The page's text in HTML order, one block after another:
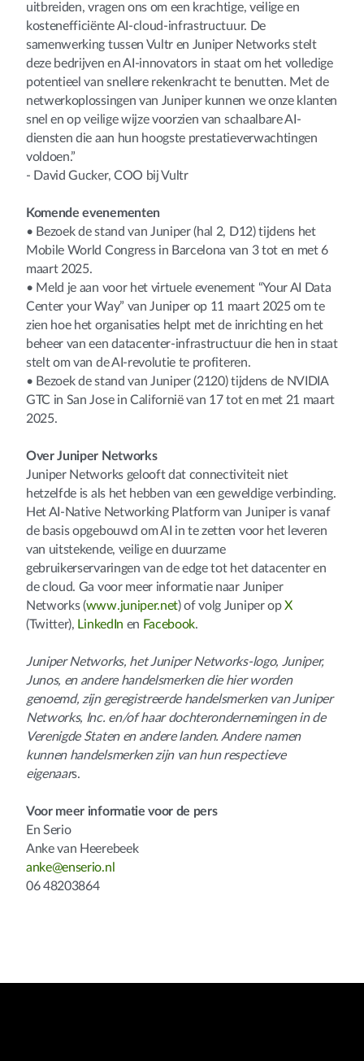
uitbreiden, vragen ons om een krachtige, veilige en
kostenefficiënte AI-cloud-infrastructuur. De
samenwerking tussen Vultr en Juniper Networks stelt
deze bedrijven en AI-innovators in staat om het volledige
potentieel van snellere rekenkracht te benutten. Met de
netwerkoplossingen van Juniper kunnen we onze klanten
snel en op veilige wijze voorzien van schaalbare AI-
diensten die aan hun hoogste prestatieverwachtingen
voldoen.”
- David Gucker, COO bij Vultr
Komende evenementen
• Bezoek de stand van Juniper (hal 2, D12) tijdens het
Mobile World Congress in Barcelona van 3 tot en met 6
maart 2025.
• Meld je aan voor het virtuele evenement “Your AI Data
Center your Way” van Juniper op 11 maart 2025 om te
zien hoe het organisaties helpt met de inrichting en het
beheer van een datacenter-infrastructuur die hen in staat
stelt om van de AI-revolutie te profiteren.
• Bezoek de stand van Juniper (2120) tijdens de NVIDIA
GTC in San Jose in Californië van 17 tot en met 21 maart
2025.
Over Juniper Networks
Juniper Networks gelooft dat connectiviteit niet
hetzelfde is als het hebben van een geweldige verbinding.
Het AI-Native Networking Platform van Juniper is vanaf
de basis opgebouwd om AI in te zetten voor het leveren
van uitstekende, veilige en duurzame
gebruikerservaringen van de edge tot het datacenter en
de cloud. Ga voor meer informatie naar Juniper
Networks (www.juniper.net) of volg Juniper opX
(Twitter), LinkedIn en Facebook.
Juniper Networks, het Juniper Networks-logo, Juniper,
Junos, en andere handelsmerken die hier worden
genoemd, zijn geregistreerde handelsmerken van Juniper
Networks, Inc. en/of haar dochterondernemingen in de
Verenigde Staten en andere landen. Andere namen
kunnen handelsmerken zijn van hun respectieve
eigenaars.
Voor meer informatie voor de pers
En Serio
Anke van Heerebeek
anke@enserio.nl
06 48203864